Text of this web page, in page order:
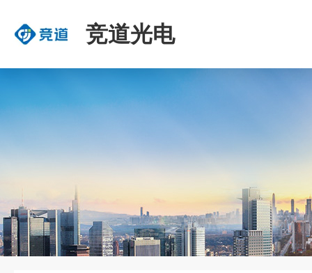
竞道光电